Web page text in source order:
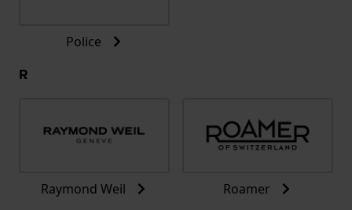
Police
R
Raymond Weil Roamer